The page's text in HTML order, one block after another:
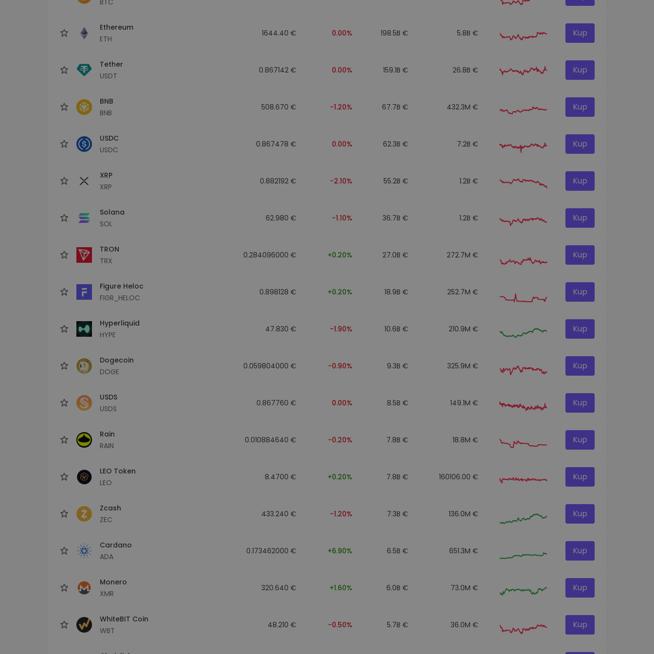
Ethereum
ETH
1644.40 € 0.00% 198.5B € 5.8B € Kup
Tether
USDT
0.867142 € 0.00% 159.1B € 26.8B € Kup
BNB
BNB
508.670 € -1.20% 67.7B € 432.3M € Kup
USDC
USDC
0.867478 € 0.00% 62.3B € 7.2B € Kup
XRP
XRP
0.882192 € -2.10% 55.2B € 1.2B € Kup
Solana
SOL
62.980 € -1.10% 36.7B € 1.2B € Kup
TRON
TRX
0.284096000 € +0.20% 27.0B € 272.7M € Kup
Figure Heloc
FIGR_HELOC
0.898128 € +0.20% 18.9B € 252.7M € Kup
Hyperliquid
HYPE
47.830 € -1.90% 10.6B € 210.9M € Kup
Dogecoin
DOGE
0.059804000 € -0.90% 9.3B € 325.9M € Kup
USDS
USDS
0.867760 € 0.00% 8.5B € 149.1M € Kup
Rain
RAIN
0.010884640 € -0.20% 7.8B € 18.8M € Kup
LEO Token
LEO
8.4700 € +0.20% 7.8B € 160106.00 € Kup
Zcash
ZEC
433.240 € -1.20% 7.3B € 136.0M € Kup
Cardano
ADA
0.173462000 € +6.90% 6.5B € 651.3M € Kup
Monero
XMR
320.640 € +1.60% 6.0B € 73.0M € Kup
WhiteBIT Coin
WBT
48.210 € -0.50% 5.7B € 36.0M € Kup